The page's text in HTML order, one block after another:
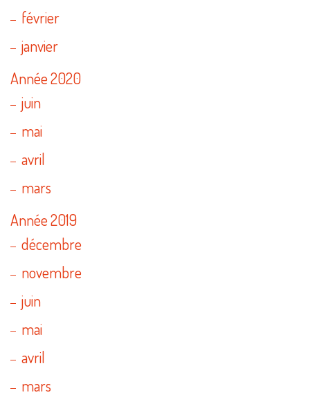
février
janvier
Année 2020
juin
mai
avril
mars
Année 2019
décembre
novembre
juin
mai
avril
mars